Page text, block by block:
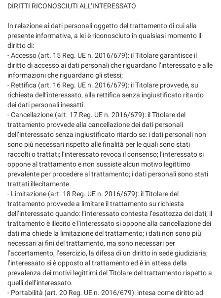
DIRITTI RICONOSCIUTI ALL’INTERESSATO
In relazione ai dati personali oggetto del trattamento di cui alla
presente informativa, a lei è riconosciuto in qualsiasi momento il
diritto di:
- Accesso (art. 15 Reg. UE n. 2016/679): il Titolare garantisce il
diritto di accesso ai dati personali che riguardano l’interessato e alle
informazioni che riguardano gli stessi;
- Rettifica (art. 16 Reg. UE n. 2016/679): il Titolare provvede, su
richiesta dell’interessato, alla rettifica senza ingiustificato ritardo
dei dati personali inesatti.
- Cancellazione (art. 17 Reg. UE n. 2016/679): il Titolare del
trattamento provvede alla cancellazione dei dati personali
dell’interessato senza ingiustificato ritardo se: i dati personali non
sono più necessari rispetto alle finalità per le quali sono stati
raccolti o trattati; l’interessato revoca il consenso; l’interessato si
oppone al trattamento e non sussiste alcun motivo legittimo
prevalente per procedere al trattamento; i dati personali sono stati
trattati illecitamente.
- Limitazione (art. 18 Reg. UE n. 2016/679): il Titolare del
trattamento provvede a limitare il trattamento su richiesta
dell’interessato quando: l’interessato contesta l’esattezza dei dati; il
trattamento è illecito e l’interessato si oppone alla cancellazione dei
dati ma chiede la limitazione del trattamento; i dati non sono più
necessari ai fini del trattamento, ma sono necessari per
l’accertamento, l’esercizio, la difesa di un diritto in sede giudiziaria;
l’interessato si è opposto al trattamento ed è in attesa della
prevalenza dei motivi legittimi del Titolare del trattamento rispetto a
quelli dell’interessato.
- Portabilità (art. 20 Reg. UE n. 2016/679): intesa come diritto ad